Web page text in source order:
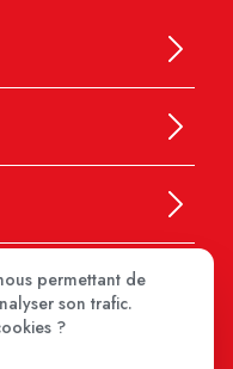
permettant de
son trafic.
?